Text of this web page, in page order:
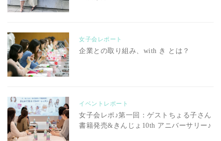
女子会レポート
企業との取り組み、with き とは？
イベントレポート
女子会レポ♪第一回：ゲストちょる子さん
書籍発売&きんじょ10th アニバーサリー♪